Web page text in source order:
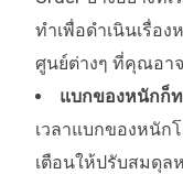
ทำเพื่อดำเนินเรื่อ
ศูนย์ต่างๆ ที่คุณอา
แบกของหนักก็ท
เวลาแบกของหนัก
เตือนให้ปรับสมดุล